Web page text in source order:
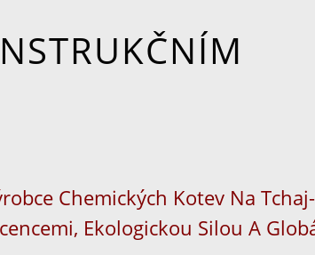
Chemických Kotev Na
Ekologickou Silou A